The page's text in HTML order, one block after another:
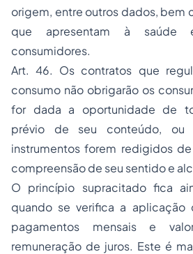
origem, entre outros dados, bem
que apresentam à saúde
consumidores.
Art. 46. Os contratos que
consumo não obrigarão os
for dada a oportunidade de
prévio de seu conteúdo, ou
instrumentos forem redigidos
compreensão de seu sentido e
O princípio supracitado fica
quando se verifica a aplicação
pagamentos mensais e
remuneração de juros. Este é